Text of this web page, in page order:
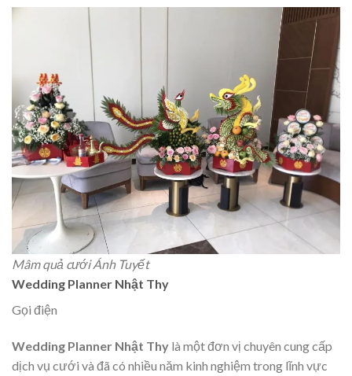
Mâm quả cưới Ánh Tuyết
Wedding Planner Nhật Thy
Gọi điện
Wedding Planner Nhật Thy là một đơn vị chuyên cung cấp
dịch vụ cưới và đã có nhiều năm kinh nghiệm trong lĩnh vực